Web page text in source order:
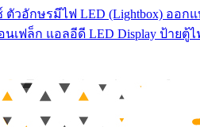
วอักษรมีไฟ LED (Lightbox) ออ
ก แอลอีดี LED Display ป้ายตู้ไ